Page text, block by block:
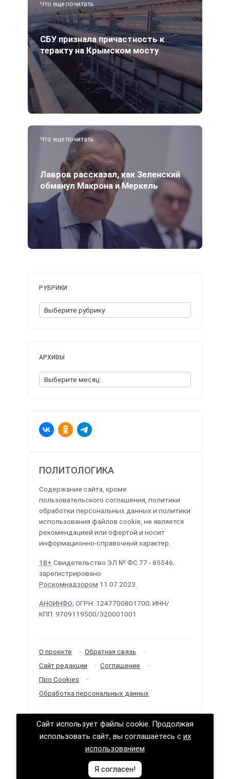
Что еще почитать
СБУ признала причастность к
теракту на Крымском мосту
Что еще почитать
Лавров рассказал, как Зеленский
обманул Макрона и Меркель
ПОЛИТОЛОГИКА
Содержание сайта, кроме
пользовательского соглашения, политики
обработки персональных данных и политики
использования файлов cookie, не является
рекомендацией или офертой и носит
информационно-справочный характер.
18+ Свидетельство ЭЛ № ФС 77 - 85546;
зарегистрировано
Роскомнадзором 11.07.2023.
АНОИНФО; ОГРН: 1247700801700; ИНН/
КПП: 9709119500/320001001
О проекте
Обратная связь
Сайт редакции
Соглашение
Про Cookies
Обработка персональных данных
РУБРИКИ
АРХИВЫ
Политологика ©2026 · Сделано вРунетЛаб –
Сайт использует файлы cookie. Продолжая
использовать сайт, вы соглашаетесь с их
использованием
Я согласен!